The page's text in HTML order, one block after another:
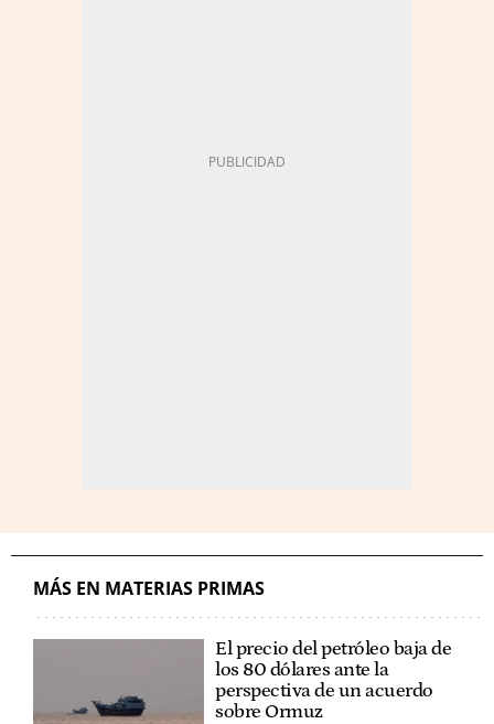
MÁS EN MATERIAS PRIMAS
El precio del petróleo baja de
los 80 dólares ante la
perspectiva de un acuerdo
sobre Ormuz